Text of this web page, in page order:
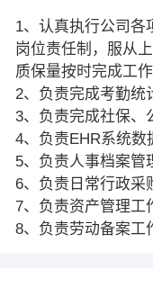
1、认真执行公司各
岗位责任制，服从
质保量按时完成工作
2、负责完成考勤统
3、负责完成社保、
4、负责EHR系统数
5、负责人事档案管
6、负责日常行政采
7、负责资产管理工
8、负责劳动备案工